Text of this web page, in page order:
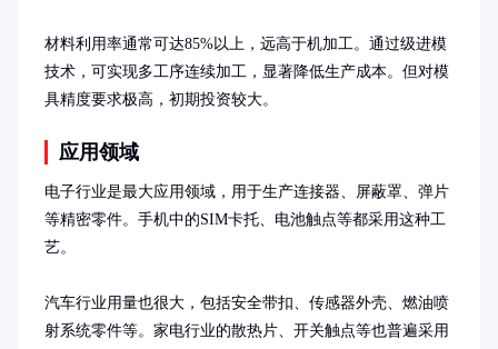
材料利用率通常可达85%以上，远高于机加工。通过级进模
技术，可实现多工序连续加工，显著降低生产成本。但对模
具精度要求极高，初期投资较大。
应用领域
电子行业是最大应用领域，用于生产连接器、屏蔽罩、弹片
等精密零件。手机中的SIM卡托、电池触点等都采用这种工
艺。
汽车行业用量也很大，包括安全带扣、传感器外壳、燃油喷
射系统零件等。家电行业的散热片、开关触点等也普遍采用